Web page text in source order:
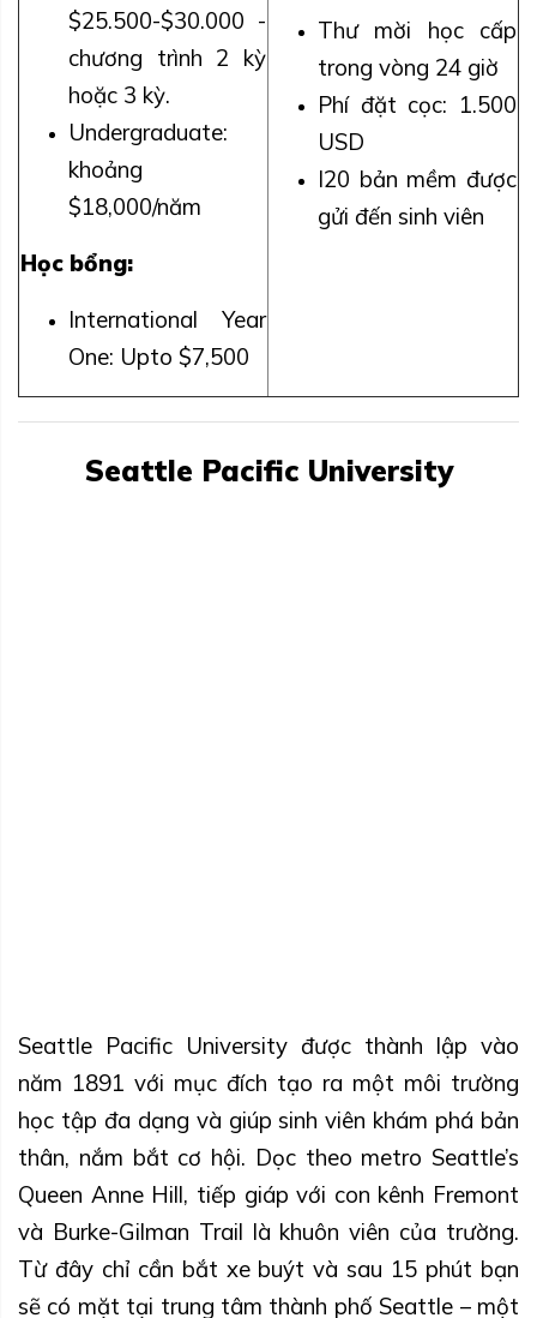
$25.500-$30.000 -
chương trình 2 kỳ
hoặc 3 kỳ.
Undergraduate:
khoảng
$18,000/năm
Học bổng:
International Year
One: Upto $7,500
Thư mời học cấp
trong vòng 24 giờ
Phí đặt cọc: 1.500
USD
I20 bản mềm được
gửi đến sinh viên
Seattle Pacific University
Seattle Pacific University được thành lập vào
năm 1891 với mục đích tạo ra một môi trường
học tập đa dạng và giúp sinh viên khám phá bản
thân, nắm bắt cơ hội. Dọc theo metro Seattle’s
Queen Anne Hill, tiếp giáp với con kênh Fremont
và Burke-Gilman Trail là khuôn viên của trường.
Từ đây chỉ cần bắt xe buýt và sau 15 phút bạn
sẽ có mặt tại trung tâm thành phố Seattle – một